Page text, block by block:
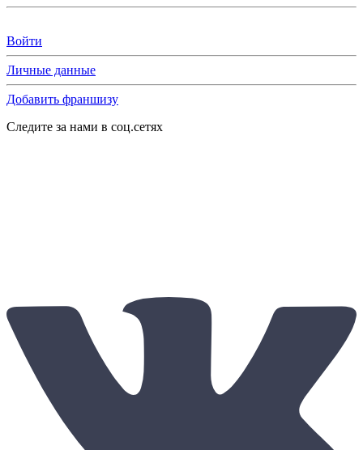
Войти
Личные данные
Добавить франшизу
Следите за нами в соц.сетях